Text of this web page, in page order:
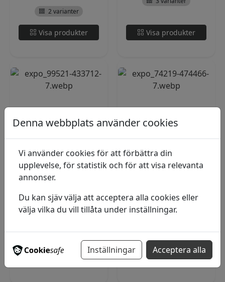
2 varianter
Visa produkter Visa produkter
Blandkoppar
porslin 6st
I lager
190kr
Lägg i varukorg
Akvarellåda
Akvarellåda i plåt för 24
I lager
Pris från
3 varianter
Visa produkter
Denna webbplats använder cookies
Vi använder cookies för att förbättra din
upplevelse, för statistik och för att visa relevanta
annonser.
Du kan sjäv välja att acceptera alla cookies eller
välja vilka du vill tillåta under inställningar.
Inställningar Acceptera alla